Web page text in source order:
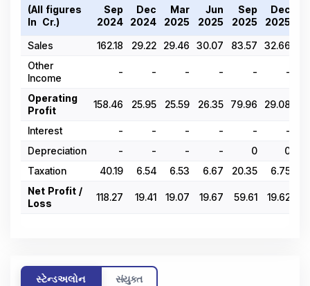
(All figures
In ₹ Cr.)
Sep
2024
Dec
2024
Mar
2025
Jun
2025
Sep
2025
Dec
2025
Sales
162.18 29.22 29.46 30.07 83.57 32.66
Other
Income
- - - - - -
Operating
Profit
158.46 25.95 25.59 26.35 79.96 29.08
Interest - - - - -
-
Depreciation
- - - - 0
0
Taxation
40.19 6.54 6.53 6.67 20.35 6.75
Net Profit /
Loss
118.27 19.41 19.07 19.67 59.61 19.62
સ્ટેન્ડઅલોન સંયુક્ત